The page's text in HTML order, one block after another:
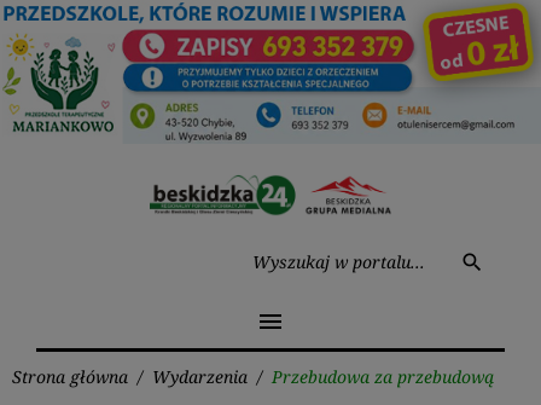
Przejdź
do
treści
search
menu
Strona główna / Wydarzenia / Przebudowa za przebudową